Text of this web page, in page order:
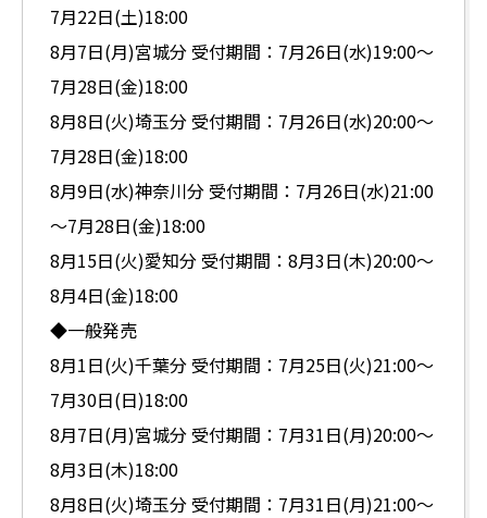
7月22日(土)18:00
8月7日(月)宮城分 受付期間：7月26日(水)19:00～
7月28日(金)18:00
8月8日(火)埼玉分 受付期間：7月26日(水)20:00～
7月28日(金)18:00
8月9日(水)神奈川分 受付期間：7月26日(水)21:00
～7月28日(金)18:00
8月15日(火)愛知分 受付期間：8月3日(木)20:00～
8月4日(金)18:00
◆一般発売
8月1日(火)千葉分 受付期間：7月25日(火)21:00～
7月30日(日)18:00
8月7日(月)宮城分 受付期間：7月31日(月)20:00～
8月3日(木)18:00
8月8日(火)埼玉分 受付期間：7月31日(月)21:00～